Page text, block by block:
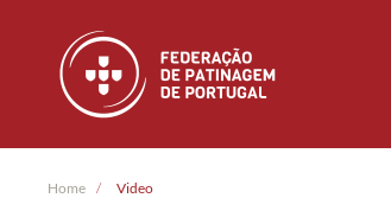
Skip to main content
Home Video